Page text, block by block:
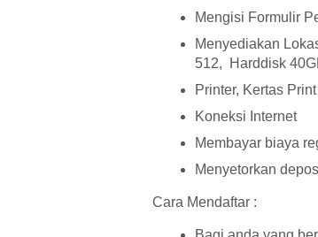
Mengisi Formulir
Menyediakan
512, Harddisk
Printer, Kertas Print
Koneksi Internet
Membayar biaya
Menyetorkan
Cara Mendaftar :